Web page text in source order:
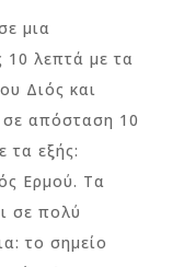
μια
10 λεπτά με τα
Διός και
απόσταση 10
τα εξής:
Ερμού. Τα
σε πολύ
το σημείο